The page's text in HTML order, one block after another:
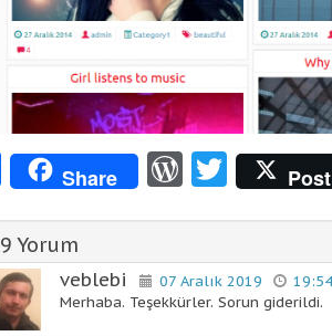
Facebook
Share Post
9 Yorum
veblebi 07 Aralık 2019 19:54
Merhaba. Teşekkürler. Sorun giderildi.